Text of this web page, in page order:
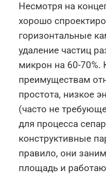
Несмотря на
хорошо
горизонтальные
удаление частиц
микрон на 60-
преимуществам
простота, низкое
(часто не
для процесса
конструктивные
правило, они
площадь и